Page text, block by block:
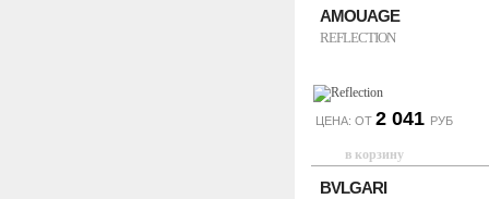
AMOUAGE
REFLECTION
ЦЕНА: ОТ 2 041 РУБ
BVLGARI